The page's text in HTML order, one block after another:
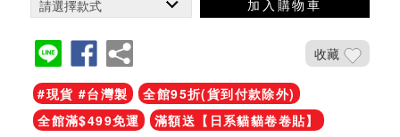
加入購物車
收藏
#現貨 #台灣製
全館95折(貨到付款除外)
全館滿$499免運
滿額送【日系貓貓卷卷貼】